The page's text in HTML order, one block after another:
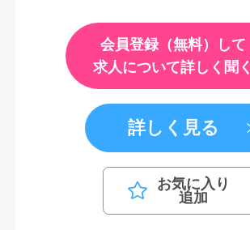
会員登録（無料）して
求人について詳しく聞く
詳しく見る
お気に入り
追加